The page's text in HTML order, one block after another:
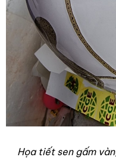
Họa tiết sen gấm